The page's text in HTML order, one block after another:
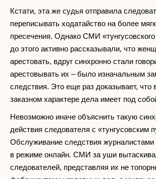
Кстати, эта же судья отправила
переписывать ходатайство на более
пресечения. Однако СМИ
до этого активно рассказывали, что
арестовать, вдруг синхронно стали
арестовывать их – было изначальным
следствия. Это еще раз доказывает, что
заказном характере дела имеет под
Невозможно иначе объяснить такую
действия следователя с «тунгусовским
Обслуживание следствия
в режиме онлайн. СМИ за уши
следователей, представляя их не